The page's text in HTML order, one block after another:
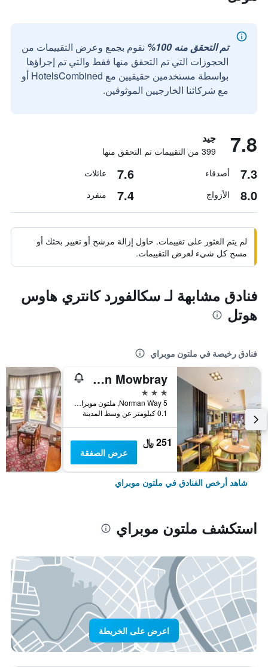
تم التحقق منه 100%
نقوم بجمع وعرض التقييمات من
الحجوزات التي تم التحقق منها فقط والتي تم إجراؤها
بواسطة مستخدمين حقيقيين مع HotelsCombined أو
مع شركائنا الخارجيين الموثوقين.
7.8 جيد
399 من التقييمات تم التحقق منها
7.3 أصدقاء 7.6 عائلات
8.0 الأزواج 7.4 منفرد
لم يتم العثور على تقييمات. حاول إزالة مرشح أو تغيير بحثك أو
مسح كل شيء لعرض التقييمات.
فنادق مشابهة لـ سكالفورد كانتري هاوس
هوتل
فنادق رخيصة في ملتون موبراي
Premier Inn Melton Mowbray
3 نجوم
5 Norman Way, ملتون موبراي, المملكة المتحدة
0.1 كيلومتر عن وسط المدينة
251 ﷼
عرض الصفقة
شاهد أرخص الفنادق في ملتون موبراي
استكشف ملتون موبراي
اعرض على الخريطة